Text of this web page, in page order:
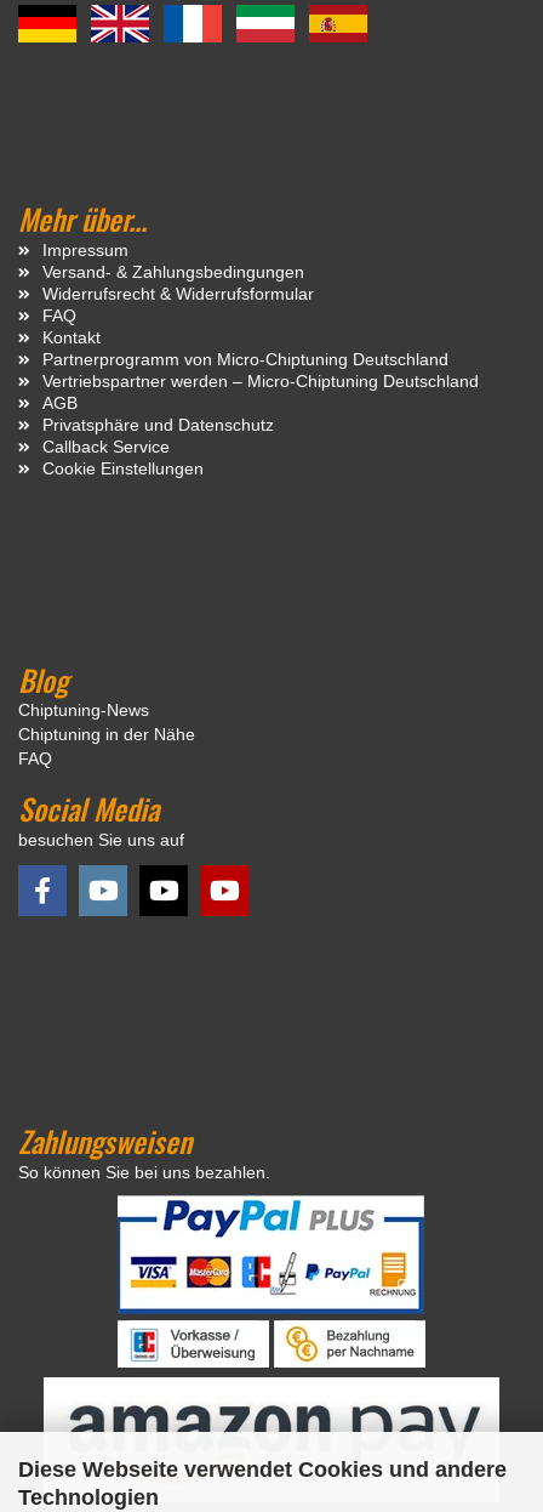
Diese Webseite verwendet Cookies und andere
Technologien
Mehr über...
Impressum
Versand- & Zahlungsbedingungen
Widerrufsrecht & Widerrufsformular
FAQ
Kontakt
Partnerprogramm von Micro-Chiptuning Deutschland
Vertriebspartner werden – Micro-Chiptuning Deutschland
AGB
Privatsphäre und Datenschutz
Callback Service
Cookie Einstellungen
Blog
Chiptuning-News
Chiptuning in der Nähe
FAQ
Social Media
besuchen Sie uns auf
Zahlungsweisen
So können Sie bei uns bezahlen.